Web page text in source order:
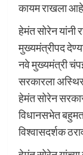
कायम राखला
हेमंत सोरेन यांनी
मुख्यमंत्रीपद
नवे मुख्यमंत्री
सरकारला अस्थिर
हेमंत सोरेन
विधानसभेत
विश्वासदर्शक